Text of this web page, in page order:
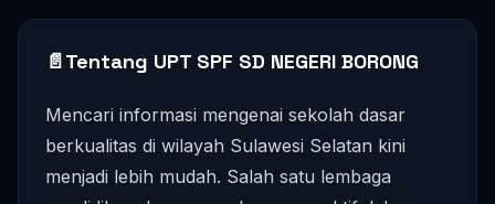
📄Tentang UPT SPF SD NEGERI BORONG
Mencari informasi mengenai sekolah dasar
berkualitas di wilayah Sulawesi Selatan kini
menjadi lebih mudah. Salah satu lembaga